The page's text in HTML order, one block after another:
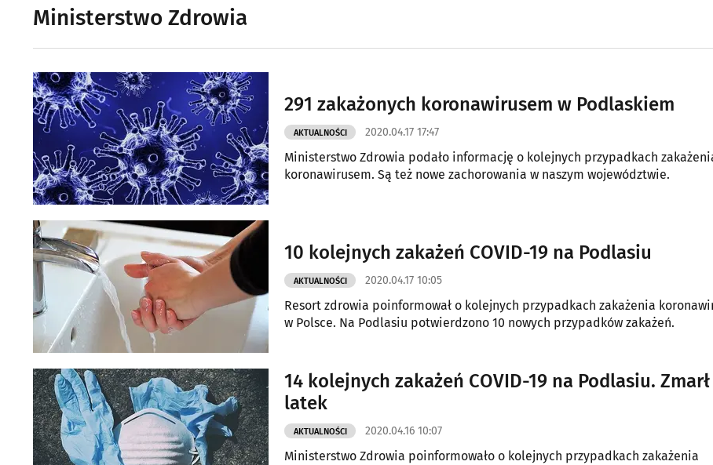
Ministerstwo Zdrowia
291 zakażonych koronawirusem w Podlaskiem
AKTUALNOŚCI 2020.04.17 17:47
Ministerstwo Zdrowia podało informację o kolejnych przypadkach
koronawirusem. Są też nowe zachorowania w naszym województwie.
10 kolejnych zakażeń COVID-19 na Podlasiu
AKTUALNOŚCI 2020.04.17 10:05
Resort zdrowia poinformował o kolejnych przypadkach zakażenia
w Polsce. Na Podlasiu potwierdzono 10 nowych przypadków zakażeń.
14 kolejnych zakażeń COVID-19 na Podlasiu.
latek
AKTUALNOŚCI 2020.04.16 10:07
Ministerstwo Zdrowia poinformowało o kolejnych przypadkach zakażenia